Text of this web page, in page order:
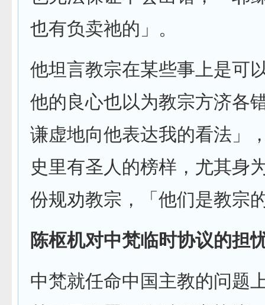
也有负卖祂的」。
他坦言教宗在某些事上是可
他的良心也以为教宗方济各
谦虚地向他表达我的看法」
史里有圣人的榜样，尤其身
份规劝教宗，「他们是教宗
陈枢机对中梵临时协议的担
中梵就任命中国主教的问题